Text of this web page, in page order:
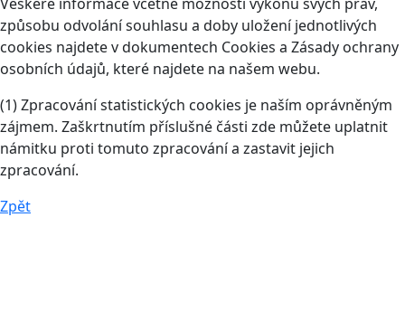
způsobu odvolání souhlasu a doby uložení jednotlivých
cookies najdete v dokumentech Cookies a Zásady ochrany
osobních údajů, které najdete na našem webu.
(1) Zpracování statistických cookies je naším oprávněným
zájmem. Zaškrtnutím příslušné části zde můžete uplatnit
námitku proti tomuto zpracování a zastavit jejich
zpracování.
Zpět